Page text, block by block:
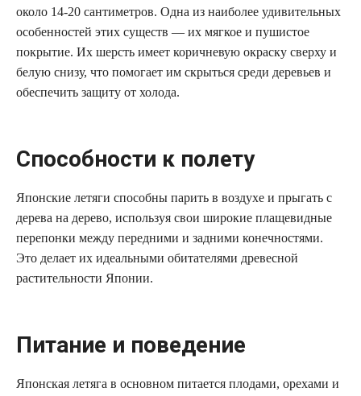
около 14-20 сантиметров. Одна из наиболее удивительных
особенностей этих существ — их мягкое и пушистое
покрытие. Их шерсть имеет коричневую окраску сверху и
белую снизу, что помогает им скрыться среди деревьев и
обеспечить защиту от холода.
Способности к полету
Японские летяги способны парить в воздухе и прыгать с
дерева на дерево, используя свои широкие плащевидные
перепонки между передними и задними конечностями.
Это делает их идеальными обитателями древесной
растительности Японии.
Питание и поведение
Японская летяга в основном питается плодами, орехами и